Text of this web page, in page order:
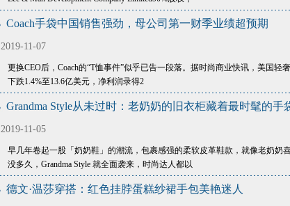
Coach手袋中国销售强劲，母公司第一财季业绩超预期
2019-11-07
更换CEO后，Coach的“T恤事件”似乎已告一段落。据时尚商业快讯，美国轻
下跌1.4%至13.6亿美元，净利润录得2
Grandma Style从未过时：老奶奶的旧衣柜藏着最时髦的手
2019-11-05
早几年卷起一股「奶奶鞋」的潮流，包裹感强的柔软皮革鞋款，就像老奶奶
没多久，Grandma Style 就全面袭来，时尚达人都以
德文·温莎穿搭：红色挂脖蛋糕纱裙手包美艳迷人